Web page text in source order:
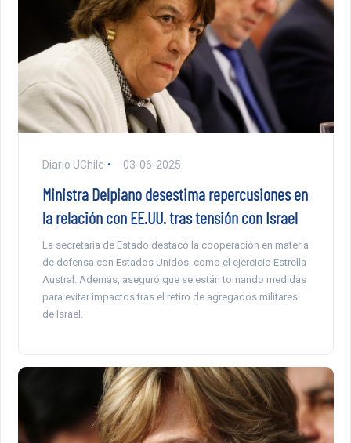
Diario UChile 03-06-2025
Ministra Delpiano desestima repercusiones en
la relación con EE.UU. tras tensión con Israel
La secretaria de Estado destacó la cooperación en materia
de defensa con Estados Unidos, como el ejercicio Estrella
Austral. Además, aseguró que se están tomando medidas
para evitar impactos tras el retiro de agregados militares
de Israel.